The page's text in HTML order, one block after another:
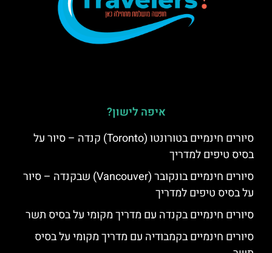
איפה לישון?
סיורים חינמיים בטורונטו (Toronto) קנדה – סיור על
בסיס טיפים למדריך
סיורים חינמיים בונקובר (Vancouver) שבקנדה – סיור
על בסיס טיפים למדריך
סיורים חינמיים בקנדה עם מדריך מקומי על בסיס תשר
סיורים חינמיים בקמבודיה עם מדריך מקומי על בסיס